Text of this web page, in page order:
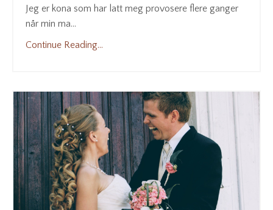
Jeg er kona som har latt meg provosere flere ganger
når min ma...
Continue Reading...